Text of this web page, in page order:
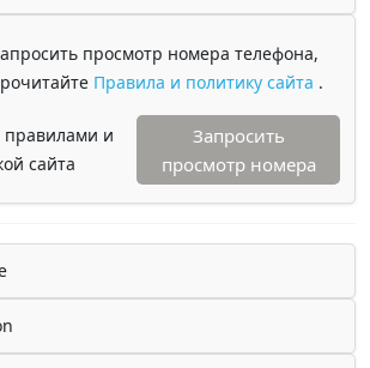
просмотр номера телефона,
Правила и политику сайта .
правилами и
сайта
Запросить
просмотр номера